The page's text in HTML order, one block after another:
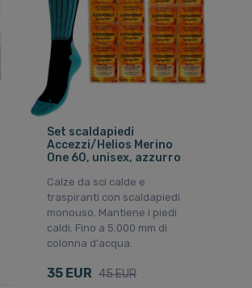
Set scaldapiedi
Accezzi/Helios Merino
One 60, unisex, azzurro
Calze da sci calde e
traspiranti con scaldapiedi
monouso. Mantiene i piedi
caldi. Fino a 5.000 mm di
colonna d'acqua.
35 EUR 45 EUR